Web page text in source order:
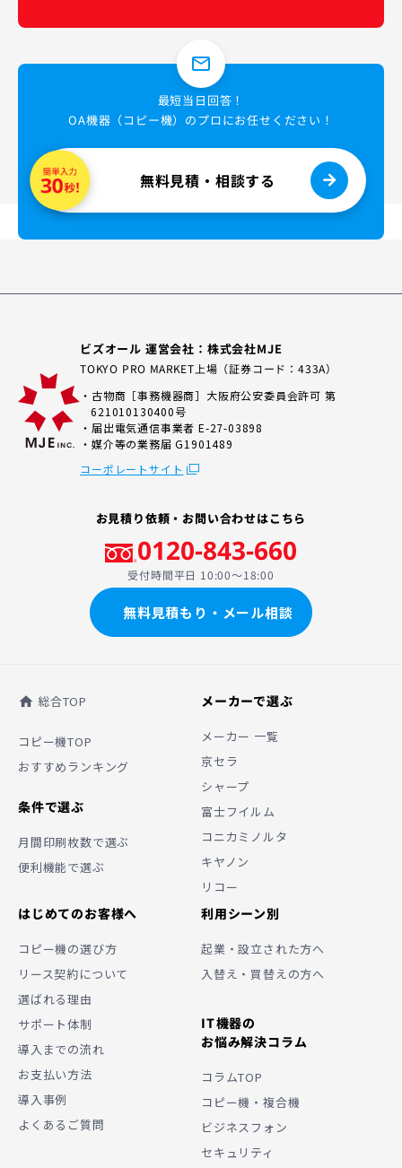
mail_outline
最短当日回答！
OA機器（コピー機）のプロにお任せください！
無料見積・相談する
ビズオール 運営会社：株式会社MJE
TOKYO PRO MARKET上場（証券コード：433A）
・古物商［事務機器商］大阪府公安委員会許可 第
621010130400号
・届出電気通信事業者 E-27-03898
・媒介等の業務届 G1901489
コーポレートサイト
お見積り依頼・お問い合わせはこちら
0120-843-660
受付時間平日 10:00〜18:00
無料見積もり・メール相談
home 総合TOP
コピー機TOP
おすすめランキング
条件で選ぶ
月間印刷枚数で選ぶ
便利機能で選ぶ
メーカーで選ぶ
メーカー 一覧
京セラ
シャープ
富士フイルム
コニカミノルタ
キヤノン
リコー
はじめてのお客様へ
コピー機の選び方
リース契約について
選ばれる理由
サポート体制
導入までの流れ
お支払い方法
導入事例
よくあるご質問
利用シーン別
起業・設立された方へ
入替え・買替えの方へ
IT機器の
お悩み解決コラム
コラムTOP
コピー機・複合機
ビジネスフォン
セキュリティ